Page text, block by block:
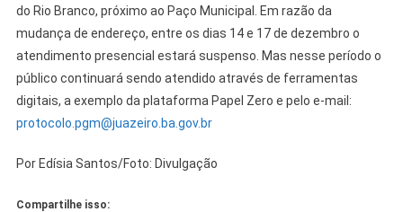
do Rio Branco, próximo ao Paço Municipal. Em razão da
mudança de endereço, entre os dias 14 e 17 de dezembro o
atendimento presencial estará suspenso. Mas nesse período o
público continuará sendo atendido através de ferramentas
digitais, a exemplo da plataforma Papel Zero e pelo e-mail:
protocolo.pgm@juazeiro.ba.gov.br
Por Edísia Santos/Foto: Divulgação
Compartilhe isso: